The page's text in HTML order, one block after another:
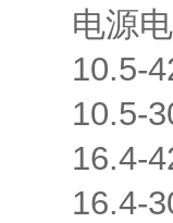
电源
10.5-
10.5-
16.4-
16.4-